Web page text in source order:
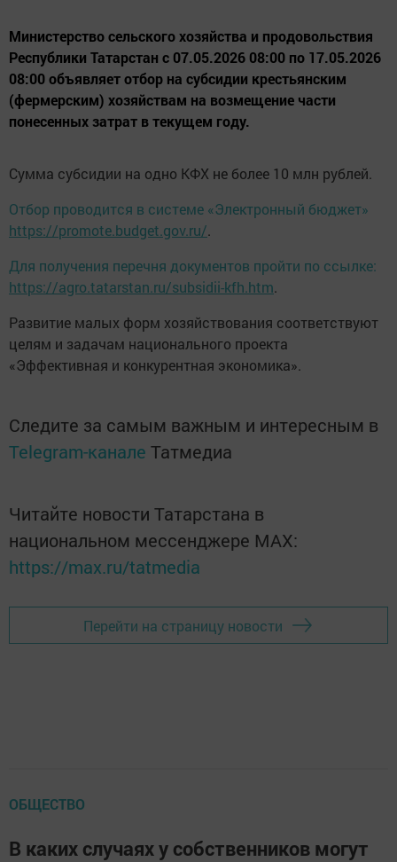
Министерство сельского хозяйства и продовольствия
Республики Татарстан с 07.05.2026 08:00 по 17.05.2026
08:00 объявляет отбор на субсидии крестьянским
(фермерским) хозяйствам на возмещение части
понесенных затрат в текущем году.
Сумма субсидии на одно КФХ не более 10 млн рублей.
Отбор проводится в системе «Электронный бюджет»
https://promote.budget.gov.ru/.
Для получения перечня документов пройти по ссылке:
https://agro.tatarstan.ru/subsidii-kfh.htm.
Развитие малых форм хозяйствования соответствуют
целям и задачам национального проекта
«Эффективная и конкурентная экономика».
Следите за самым важным и интересным в
Telegram-канале Татмедиа
Читайте новости Татарстана в
национальном мессенджере MАХ:
https://max.ru/tatmedia
Перейти на страницу новости
ОБЩЕСТВО
В каких случаях у собственников могут